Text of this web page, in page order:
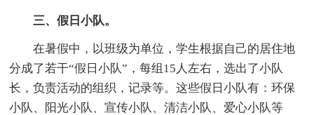
三、假日小队。
在暑假中，以班级为单位，学生根据自己的居住地
分成了若干“假日小队”，每组15人左右，选出了小队
长，负责活动的组织，记录等。这些假日小队有：环保
小队、阳光小队、宣传小队、清洁小队、爱心小队等